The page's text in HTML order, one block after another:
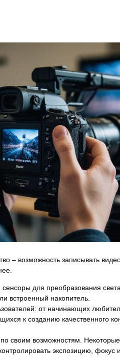
– возможность записывать
для преобразования
встроенный накопитель.
от начинающих
к созданию качественного
своим возможностям.
экспозицию, фокус и